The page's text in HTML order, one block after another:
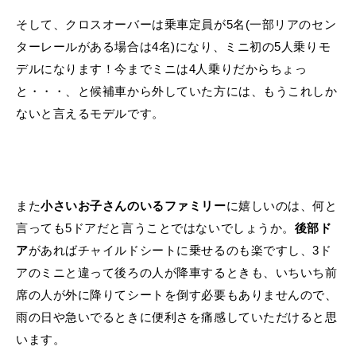
そして、クロスオーバーは乗車定員が5名(一部リアのセン
ターレールがある場合は4名)になり、ミニ初の5人乗りモ
デルになります！今までミニは4人乗りだからちょっ
と・・・、と候補車から外していた方には、もうこれしか
ないと言えるモデルです。
また小さいお子さんのいるファミリーに嬉しいのは、何と
言っても5ドアだと言うことではないでしょうか。 後部ド
アがあればチャイルドシートに乗せるのも楽ですし、3ド
アのミニと違って後ろの人が降車するときも、いちいち前
席の人が外に降りてシートを倒す必要もありませんので、
雨の日や急いでるときに便利さを痛感していただけると思
います。